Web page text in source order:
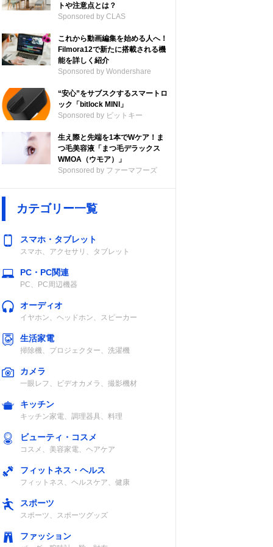
トや注意点とは？
Sponsored by CLAS
これから動画編集を始める人へ！
Filmora12で新たに搭載される機
能を詳しく紹介
Sponsored by Wondershare
“安心”をサブスクするスマートロ
ック「bitlock MINI」
Sponsored by ビットキー
生え際と先端を1本でWケア！ま
つ毛美容液「まつ毛デラックス
WMOA（ウモア）」
Sponsored by ファーマフーズ
カテゴリー一覧
スマホ・タブレット
スマホ、アクセサリ、タブレット
PC・PC関連
PC、PC周辺機器
オーディオ
イヤホン、ヘッドホン、スピーカー
生活家電
掃除機、プロジェクター、洗濯機
カメラ
一眼レフ、ビデオカメラ、撮影機材
キッチン
キッチン家電、調理器具、料理
ビューティ・コスメ
コスメ、美容家電、ヘアケア
フィットネス・ヘルス
フィットネス、ヘルスケア、健康
スポーツ
スポーツ、スポーツグッズ
ファッション